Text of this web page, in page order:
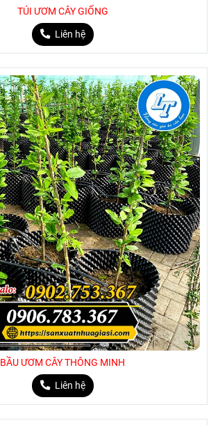
TÚI ƯƠM CÂY GIỐNG
Liên hệ
BẦU ƯƠM CÂY THÔNG MINH
Liên hệ